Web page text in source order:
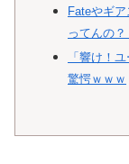
Fateやギ
ってんの？
「響け！
驚愕ｗｗｗ